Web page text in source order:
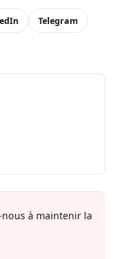
Telegram
nous à maintenir la